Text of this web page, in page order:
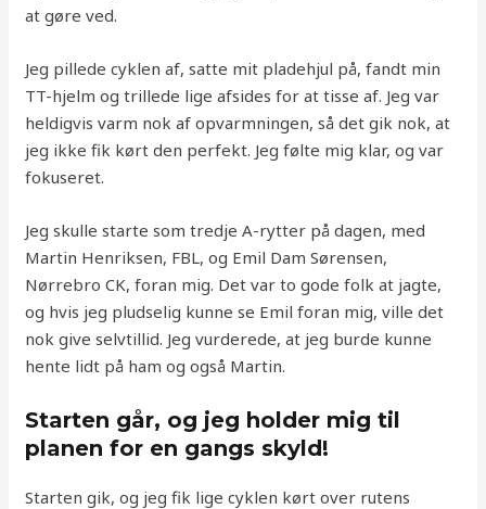
at gøre ved.
Jeg pillede cyklen af, satte mit pladehjul på, fandt min
TT-hjelm og trillede lige afsides for at tisse af. Jeg var
heldigvis varm nok af opvarmningen, så det gik nok, at
jeg ikke fik kørt den perfekt. Jeg følte mig klar, og var
fokuseret.
Jeg skulle starte som tredje A-rytter på dagen, med
Martin Henriksen, FBL, og Emil Dam Sørensen,
Nørrebro CK, foran mig. Det var to gode folk at jagte,
og hvis jeg pludselig kunne se Emil foran mig, ville det
nok give selvtillid. Jeg vurderede, at jeg burde kunne
hente lidt på ham og også Martin.
Starten går, og jeg holder mig til
planen for en gangs skyld!
Starten gik, og jeg fik lige cyklen kørt over rutens